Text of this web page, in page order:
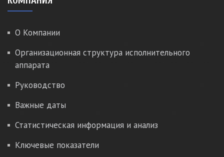
О Компании
Организационная структура исполнительного
аппарата
Руководство
Важные даты
Статистическая информация и анализ
Ключевые показатели